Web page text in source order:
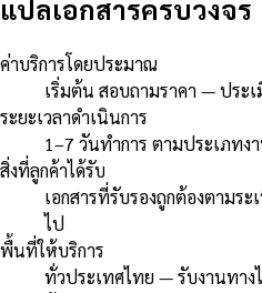
แปลเอกสารครบวงจร
ค่าบริการโดยประมาณ
เริ่มต้น สอบถามราคา — ประ
ระยะเวลาดำเนินการ
1–7 วันทำการ ตามประเภท
สิ่งที่ลูกค้าได้รับ
เอกสารที่รับรองถูกต้องตาม
ไป
พื้นที่ให้บริการ
ทั่วประเทศไทย — รับงานทา